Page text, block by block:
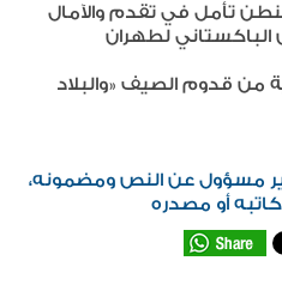
تأمل في تقدم والآمال
الباكستاني لطهران
من قدوم الصيف «والبلاد
غير مسؤول عن النص ومضمونه،
أو مصدره